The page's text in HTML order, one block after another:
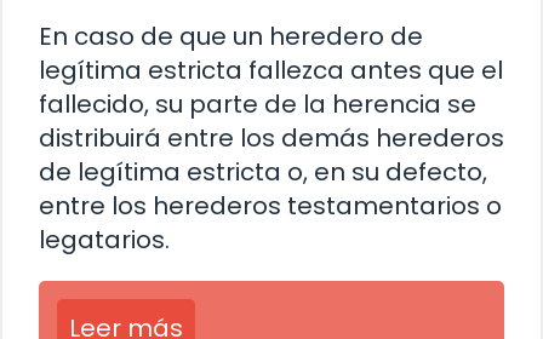
En caso de que un heredero de
legítima estricta fallezca antes que el
fallecido, su parte de la herencia se
distribuirá entre los demás herederos
de legítima estricta o, en su defecto,
entre los herederos testamentarios o
legatarios.
Leer más